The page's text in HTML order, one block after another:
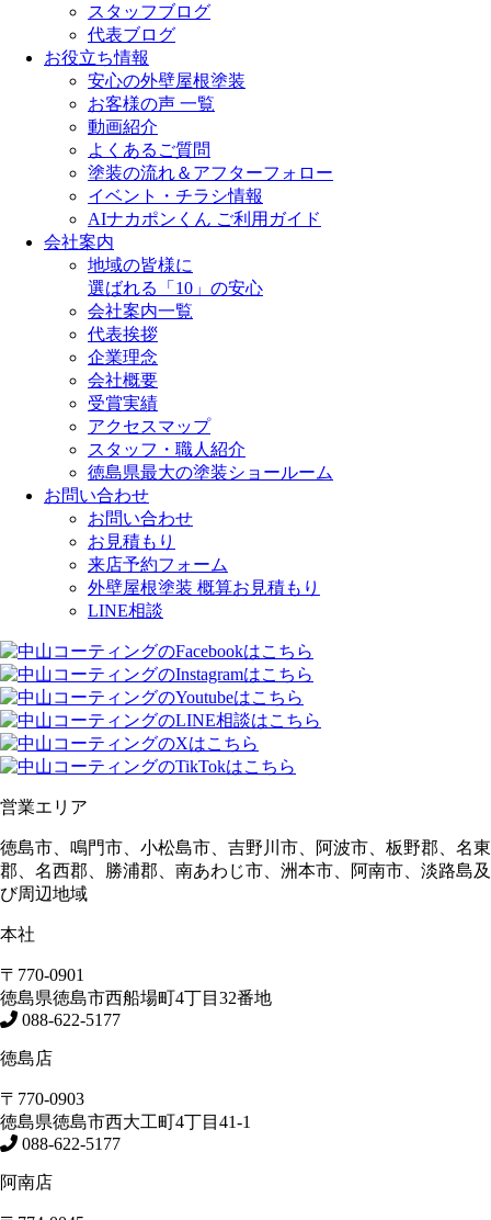
スタッフブログ
代表ブログ
お役立ち情報
安心の外壁屋根塗装
お客様の声 一覧
動画紹介
よくあるご質問
塗装の流れ＆アフターフォロー
イベント・チラシ情報
AIナカポンくん ご利用ガイド
会社案内
地域の皆様に
選ばれる「10」の安心
会社案内一覧
代表挨拶
企業理念
会社概要
受賞実績
アクセスマップ
スタッフ・職人紹介
徳島県最大の塗装ショールーム
お問い合わせ
お問い合わせ
お見積もり
来店予約フォーム
外壁屋根塗装 概算お見積もり
LINE相談
営業エリア
徳島市、鳴門市、小松島市、吉野川市、阿波市、板野郡、名東
郡、名西郡、勝浦郡、南あわじ市、洲本市、阿南市、淡路島及
び周辺地域
本社
〒770-0901
徳島県徳島市西船場町4丁目32番地
088-622-5177
徳島店
〒770-0903
徳島県徳島市西大工町4丁目41-1
088-622-5177
阿南店